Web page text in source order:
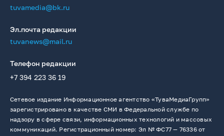
tuvamedia@bk.ru
Эл.почта редакции
tuvanews@mail.ru
Телефон редакции
+7 394 223 36 19
Сетевое издание Информационное агентство «ТуваМедиаГрупп»
зарегистрировано в качестве СМИ в Федеральной службе по
надзору в сфере связи, информационных технологий и массовых
коммуникаций. Регистрационный номер: Эл № ФС77 — 76336 от